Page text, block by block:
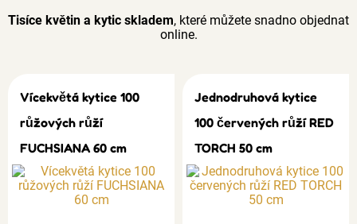
Tisíce květin a kytic skladem, které můžete snadno objednat
online.
Vícekvětá kytice 100
růžových růží
FUCHSIANA 60 cm
Jednodruhová kytice
100 červených růží RED
TORCH 50 cm